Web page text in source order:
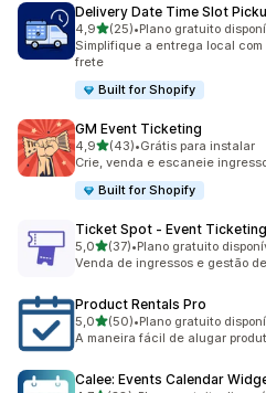
Delivery Date Time Slot
4,9de 5 estrelas
(25)
25 avaliações ao todo
•Plano gratuito
Simplifique a entrega local
frete
Built for Shopify
GM Event Ticketing
4,9de 5 estrelas
(43)
43 avaliações ao todo
•Grátis para instalar
Crie, venda e escaneie
Built for Shopify
Ticket Spot ‑ Event Ticketing
5,0de 5 estrelas
(37)
37 avaliações ao todo
•Plano gratuito
Venda de ingressos e gestão
Product Rentals Pro
5,0de 5 estrelas
(50)
50 avaliações ao todo
•Plano gratuito
A maneira fácil de alugar
Calee: Events Calendar